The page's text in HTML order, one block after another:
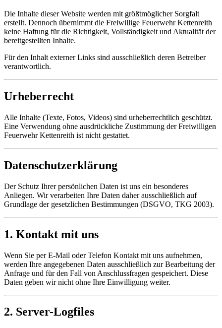
Die Inhalte dieser Website werden mit größtmöglicher Sorgfalt
erstellt. Dennoch übernimmt die Freiwillige Feuerwehr Kettenreith
keine Haftung für die Richtigkeit, Vollständigkeit und Aktualität der
bereitgestellten Inhalte.
Für den Inhalt externer Links sind ausschließlich deren Betreiber
verantwortlich.
Urheberrecht
Alle Inhalte (Texte, Fotos, Videos) sind urheberrechtlich geschützt.
Eine Verwendung ohne ausdrückliche Zustimmung der Freiwilligen
Feuerwehr Kettenreith ist nicht gestattet.
Datenschutzerklärung
Der Schutz Ihrer persönlichen Daten ist uns ein besonderes
Anliegen. Wir verarbeiten Ihre Daten daher ausschließlich auf
Grundlage der gesetzlichen Bestimmungen (DSGVO, TKG 2003).
1. Kontakt mit uns
Wenn Sie per E-Mail oder Telefon Kontakt mit uns aufnehmen,
werden Ihre angegebenen Daten ausschließlich zur Bearbeitung der
Anfrage und für den Fall von Anschlussfragen gespeichert. Diese
Daten geben wir nicht ohne Ihre Einwilligung weiter.
2. Server-Logfiles